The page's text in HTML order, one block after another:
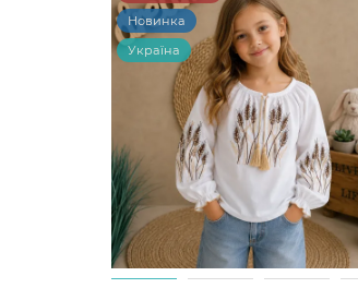
Новинка
Україна